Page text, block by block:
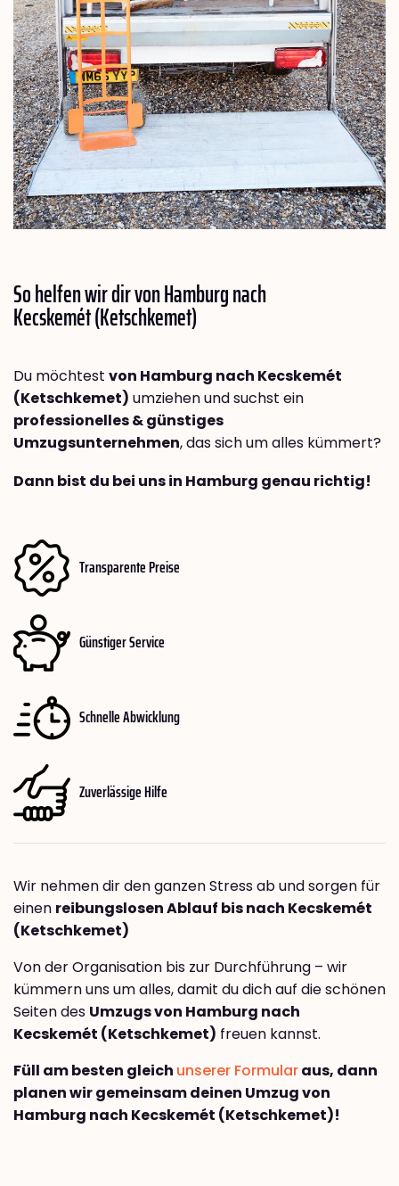
So helfen wir dir von Hamburg nach
Kecskemét (Ketschkemet)
Du möchtest von Hamburg nach Kecskemét
(Ketschkemet) umziehen und suchst ein
professionelles & günstiges
Umzugsunternehmen, das sich um alles kümmert?
Dann bist du bei uns in Hamburg genau richtig!
Transparente Preise
Günstiger Service
Schnelle Abwicklung
Zuverlässige Hilfe
Wir nehmen dir den ganzen Stress ab und sorgen für
einen reibungslosen Ablauf bis nach Kecskemét
(Ketschkemet)
Von der Organisation bis zur Durchführung – wir
kümmern uns um alles, damit du dich auf die schönen
Seiten des Umzugs von Hamburg nach
Kecskemét (Ketschkemet) freuen kannst.
Füll am besten gleich unserer Formularaus, dann
planen wir gemeinsam deinen Umzug von
Hamburg nach Kecskemét (Ketschkemet)!